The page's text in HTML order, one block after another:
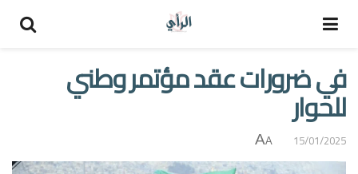
في ضرورات عقد مؤتمر وطني
للحوار
15/01/2025
A
A